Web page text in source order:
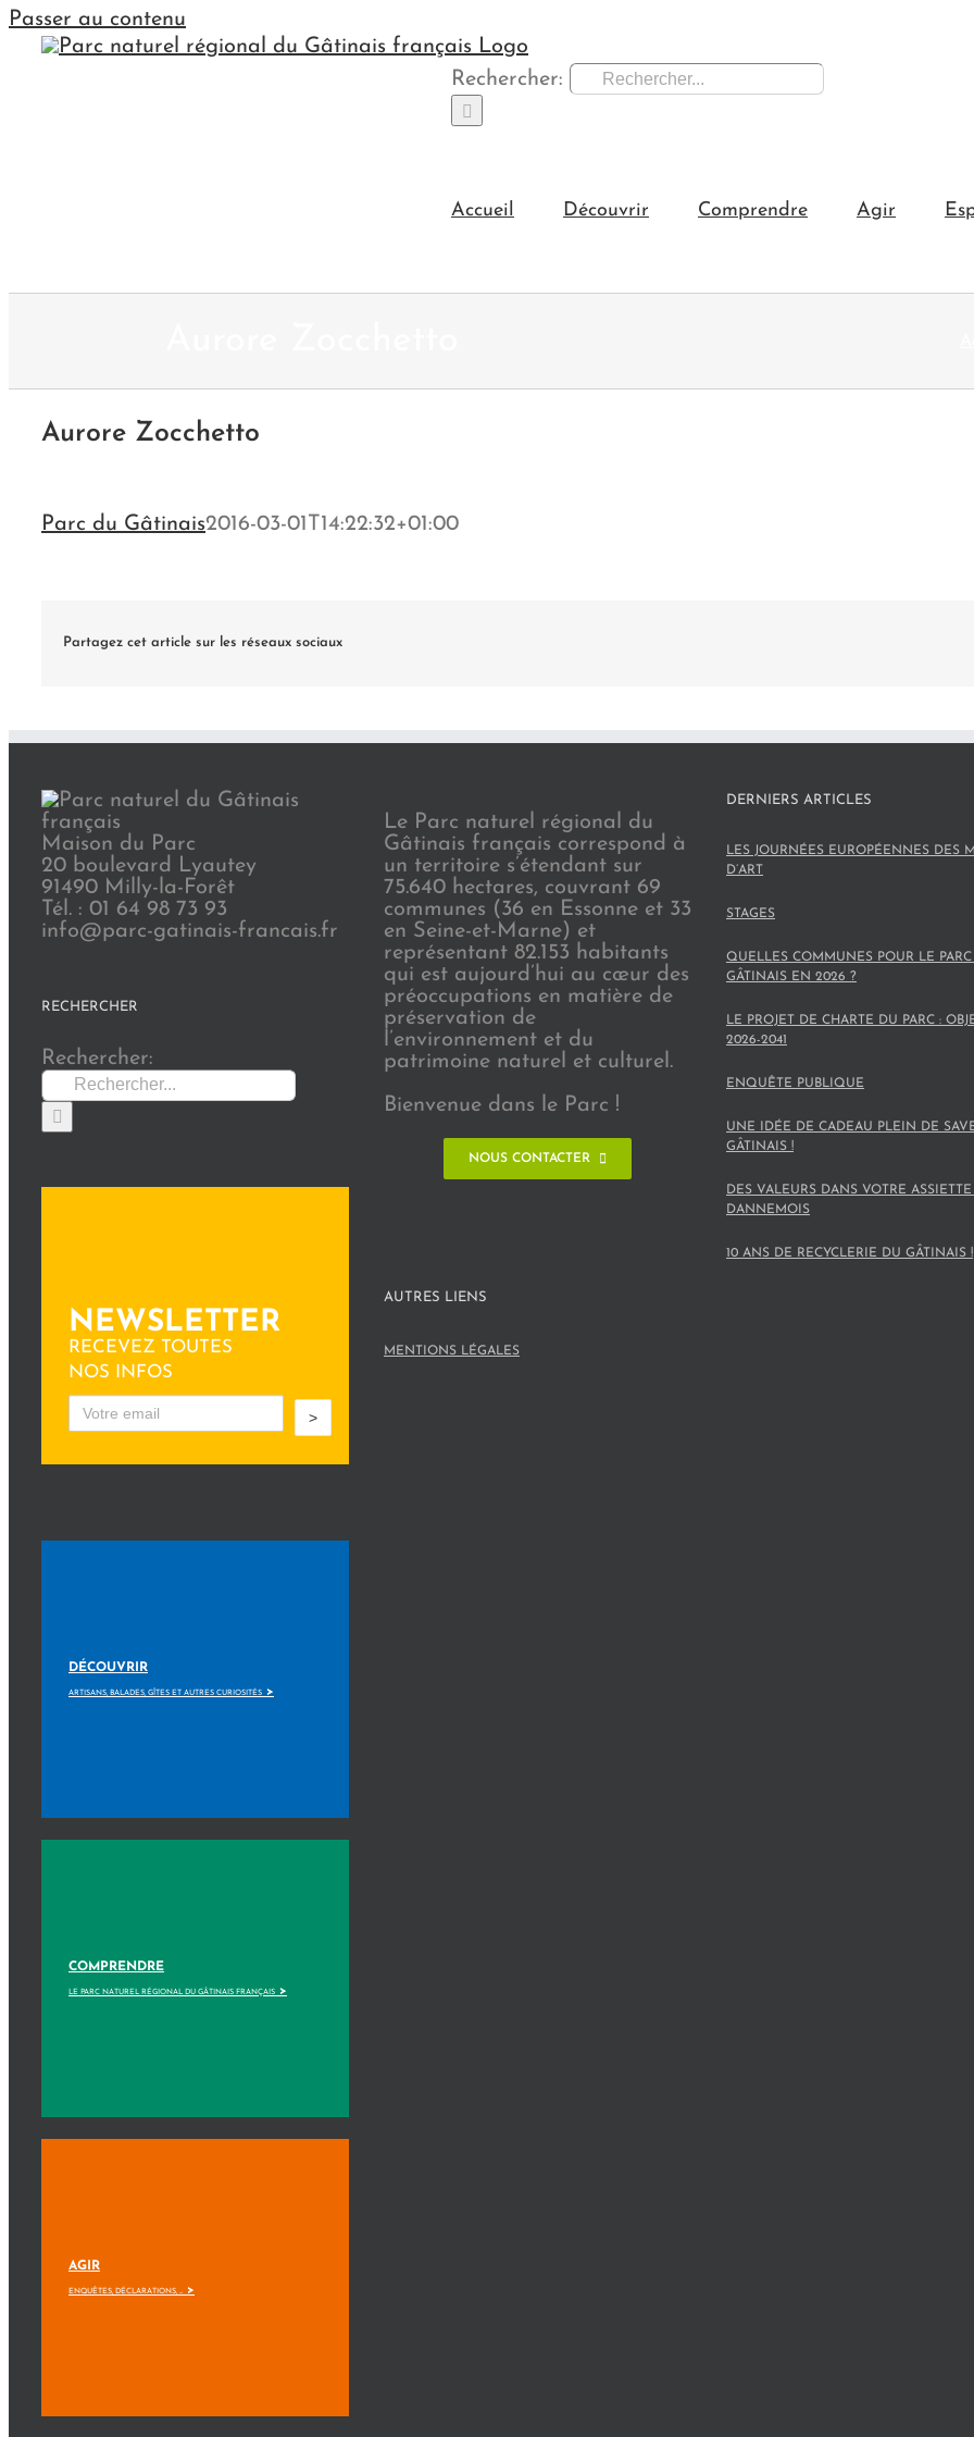
Passer au contenu
Rechercher:
Accueil Découvrir Comprendre Agir
Aurore Zocchetto
Parc du Gâtinais2016-03-01T14:22:32+01:00
Partagez cet article sur les réseaux sociaux
Maison du Parc
20 boulevard Lyautey
91490 Milly-la-Forêt
Tél. : 01 64 98 73 93
info@parc-gatinais-francais.fr
RECHERCHER
Rechercher:
NEWSLETTER
RECEVEZ TOUTES
NOS INFOS
>
DÉCOUVRIR
ARTISANS, BALADES, GÎTES ET AUTRES CURIOSITÉS >
COMPRENDRE
LE PARC NATUREL RÉGIONAL DU GÂTINAIS FRANÇAIS >
AGIR
ENQUÊTES, DÉCLARATIONS, ... >
Le Parc naturel régional du
Gâtinais français correspond à
un territoire s’étendant sur
75.640 hectares, couvrant 69
communes (36 en Essonne et 33
en Seine-et-Marne) et
représentant 82.153 habitants
qui est aujourd’hui au cœur des
préoccupations en matière de
préservation de
l’environnement et du
patrimoine naturel et culturel.
Bienvenue dans le Parc !
NOUS CONTACTER
DERNIERS ARTICLES
LES JOURNÉES EUROPÉENNES DES
D’ART
STAGES
QUELLES COMMUNES POUR LE PARC
GÂTINAIS EN 2026 ?
LE PROJET DE CHARTE DU PARC :
2026-2041
ENQUÊTE PUBLIQUE
UNE IDÉE DE CADEAU PLEIN DE
GÂTINAIS !
DES VALEURS DANS VOTRE
DANNEMOIS
10 ANS DE RECYCLERIE DU GÂTINAIS !
AUTRES LIENS
MENTIONS LÉGALES